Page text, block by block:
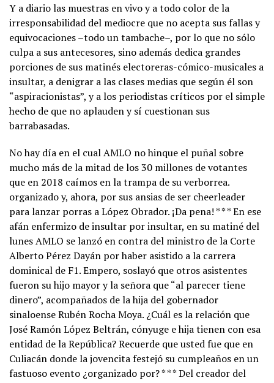
Y a diario las muestras en vivo y a todo color de la
irresponsabilidad del mediocre que no acepta sus fallas y
equivocaciones –todo un tambache–, por lo que no sólo
culpa a sus antecesores, sino además dedica grandes
porciones de sus matinés electoreras-cómico-musicales a
insultar, a denigrar a las clases medias que según él son
“aspiracionistas”, y a los periodistas críticos por el simple
hecho de que no aplauden y sí cuestionan sus
barrabasadas.
No hay día en el cual AMLO no hinque el puñal sobre
mucho más de la mitad de los 30 millones de votantes
que en 2018 caímos en la trampa de su verborrea.
organizado y, ahora, por sus ansias de ser cheerleader
para lanzar porras a López Obrador. ¡Da pena! * * * En ese
afán enfermizo de insultar por insultar, en su matiné del
lunes AMLO se lanzó en contra del ministro de la Corte
Alberto Pérez Dayán por haber asistido a la carrera
dominical de F1. Empero, soslayó que otros asistentes
fueron su hijo mayor y la señora que “al parecer tiene
dinero”, acompañados de la hija del gobernador
sinaloense Rubén Rocha Moya. ¿Cuál es la relación que
José Ramón López Beltrán, cónyuge e hija tienen con esa
entidad de la República? Recuerde que usted fue que en
Culiacán donde la jovencita festejó su cumpleaños en un
fastuoso evento ¿organizado por? * * * Del creador del